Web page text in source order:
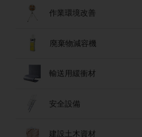
作業環境改善
廃棄物減容機
輸送用緩衝材
安全設備
建設土木資材